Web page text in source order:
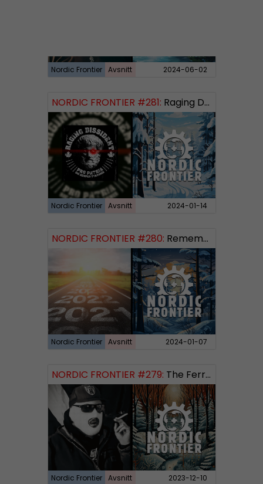
Nordic Frontier Avsnitt 2024-06-02
NORDIC FRONTIER #281: Raging Dissident
Nordic Frontier Avsnitt 2024-01-14
NORDIC FRONTIER #280: Remembering 2023 and looking forward
Nordic Frontier Avsnitt 2024-01-07
NORDIC FRONTIER #279: The Ferryman’s Toll
Nordic Frontier Avsnitt 2023-12-10